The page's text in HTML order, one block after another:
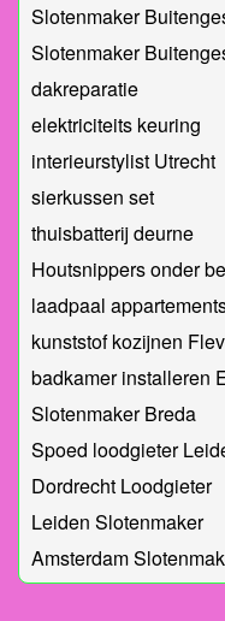
Slotenmaker
Slotenmaker
dakreparatie
elektriciteits keuring
interieurstylist Utrecht
sierkussen set
thuisbatterij deurne
Houtsnippers onder
laadpaal
kunststof kozijnen
badkamer installeren
Slotenmaker Breda
Spoed loodgieter
Dordrecht Loodgieter
Leiden Slotenmaker
Amsterdam